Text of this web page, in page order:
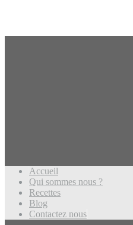
Accueil
Qui sommes nous ?
Recettes
Blog
Contactez nous